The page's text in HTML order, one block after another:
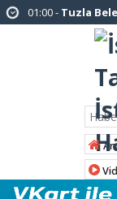
01:00 - Tuzla
Bingöl’den İBB’ye
“Gök Kubbe’de,
İstanbul Emniyeti
Çerkez AK Parti’ye
16:56 -